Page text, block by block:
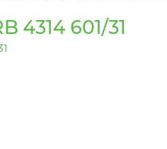
4314 601/31